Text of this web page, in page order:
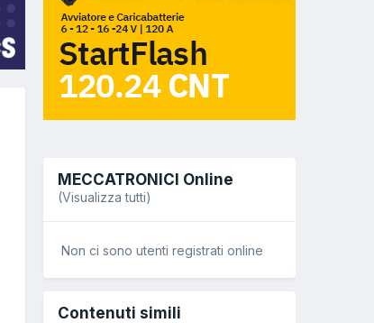
MECCATRONICI Online
(Visualizza tutti)
Non ci sono utenti registrati online
Contenuti simili